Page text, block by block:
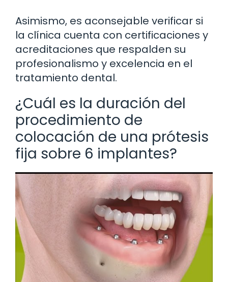
Asimismo, es aconsejable verificar si
la clínica cuenta con certificaciones y
acreditaciones que respalden su
profesionalismo y excelencia en el
tratamiento dental.
¿Cuál es la duración del
procedimiento de
colocación de una prótesis
fija sobre 6 implantes?